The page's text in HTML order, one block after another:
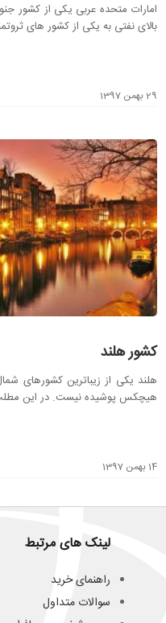
امارات متحده عربی یکی از کشور
بالای نفتی به یکی از کشور های
29 بهمن 1397
کشور هلند
هلند یکی از زیباترین کشورهای
هیچکس پوشیده نیست. در این
14 بهمن 1397
لینک های مرتبط
راهنمای خرید
سوالات متداول